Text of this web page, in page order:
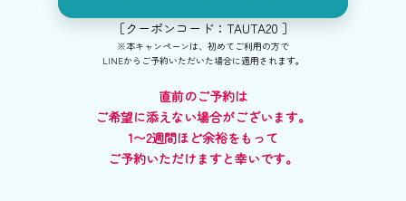
［クーポンコード：TAUTA20 ］
※本キャンペーンは、初めてご利用の方で
LINEからご予約いただいた場合に適用されます。
直前のご予約は
ご希望に添えない場合がございます。
1〜2週間ほど余裕をもって
ご予約いただけますと幸いです。